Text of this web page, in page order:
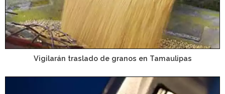
Vigilarán traslado de granos en Tamaulipas